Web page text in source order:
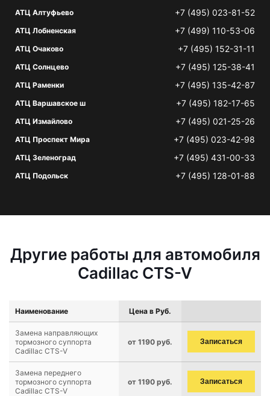
АТЦ Алтуфьево +7 (495) 023-81-52
АТЦ Лобненская +7 (499) 110-53-06
АТЦ Очаково +7 (495) 152-31-11
АТЦ Солнцево +7 (495) 125-38-41
АТЦ Раменки +7 (495) 135-42-87
АТЦ Варшавское ш +7 (495) 182-17-65
АТЦ Измайлово +7 (495) 021-25-26
АТЦ Проспект Мира +7 (495) 023-42-98
АТЦ Зеленоград +7 (495) 431-00-33
АТЦ Подольск +7 (495) 128-01-88
Другие работы для автомобиля
Cadillac CTS-V
Наименование Цена в Руб.
Замена направляющих
тормозного суппорта
Cadillac CTS-V
от 1190 руб. Записаться
Замена переднего
тормозного суппорта
Cadillac CTS-V
от 1190 руб. Записаться